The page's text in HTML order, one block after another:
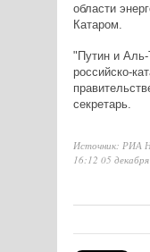
области
Катаром.
"Путин и
российско-
секретарь.
Источник: РИА
16:12 05